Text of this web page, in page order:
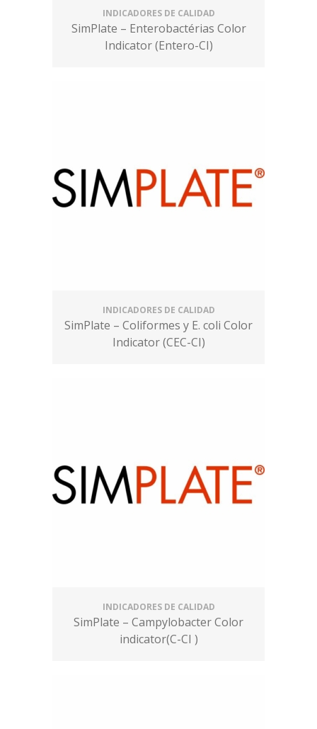
INDICADORES DE CALIDAD
SimPlate – Enterobactérias Color
Indicator (Entero-CI)
INDICADORES DE CALIDAD
SimPlate – Coliformes y E. coli Color
Indicator (CEC-CI)
INDICADORES DE CALIDAD
SimPlate – Campylobacter Color
indicator(C-CI )